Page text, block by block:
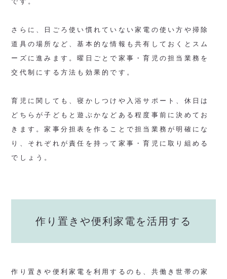
さらに、日ごろ使い慣れていない家電の使い方や掃除
道具の場所など、基本的な情報も共有しておくとスム
ーズに進みます。曜日ごとで家事・育児の担当業務を
交代制にする方法も効果的です。
育児に関しても、寝かしつけや入浴サポート、休日は
どちらが子どもと遊ぶかなどある程度事前に決めてお
きます。家事分担表を作ることで担当業務が明確にな
り、それぞれが責任を持って家事・育児に取り組める
でしょう。
作り置きや便利家電を活用する
作り置きや便利家電を利用するのも、共働き世帯の家